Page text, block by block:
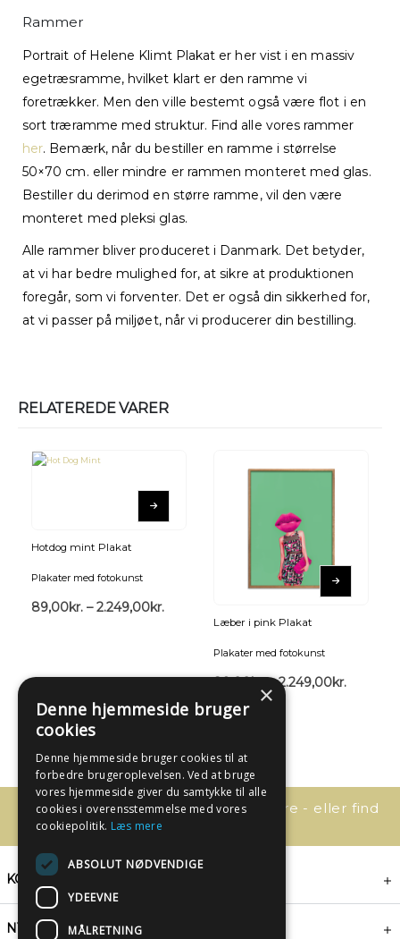
Rammer
Portrait of Helene Klimt Plakat er her vist i en massiv
egetræsramme, hvilket klart er den ramme vi
foretrækker. Men den ville bestemt også være flot i en
sort træramme med struktur. Find alle vores rammer
her. Bemærk, når du bestiller en ramme i størrelse
50×70 cm. eller mindre er rammen monteret med glas.
Bestiller du derimod en større ramme, vil den være
monteret med pleksi glas.
Alle rammer bliver produceret i Danmark. Det betyder,
at vi har bedre mulighed for, at sikre at produktionen
foregår, som vi forventer. Det er også din sikkerhed for,
at vi passer på miljøet, når vi producerer din bestilling.
RELATEREDE VARER
Hotdog mint Plakat
Plakater med fotokunst
89,00kr. – 2.249,00kr.
Læber i pink Plakat
Plakater med fotokunst
89,00kr. – 2.249,00kr.
Har du spørgsmål, så kontakt os bare - eller find
svaret her:
KONTAKT
NYHEDSBREV
×
Denne hjemmeside bruger
cookies
Denne hjemmeside bruger cookies til at
forbedre brugeroplevelsen. Ved at bruge
vores hjemmeside giver du samtykke til alle
cookies i overensstemmelse med vores
cookiepolitik. Læs mere
ABSOLUT NØDVENDIGE
YDEEVNE
MÅLRETNING